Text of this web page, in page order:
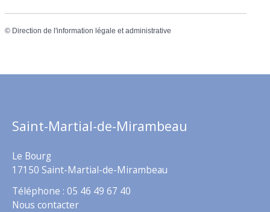
© Direction de l'information légale et administrative
Saint-Martial-de-Mirambeau
Le Bourg
17150 Saint-Martial-de-Mirambeau
Téléphone : 05 46 49 67 40
Nous contacter